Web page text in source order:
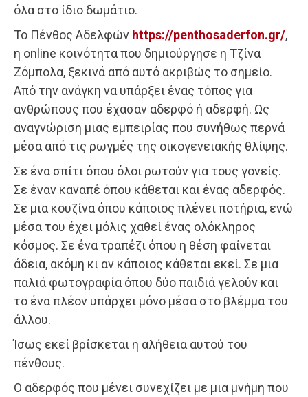
όλα στο ίδιο δωμάτιο.
Το Πένθος Αδελφών https://penthosaderfon.gr/,
η online κοινότητα που δημιούργησε η Τζίνα
Ζόμπολα, ξεκινά από αυτό ακριβώς το σημείο.
Από την ανάγκη να υπάρξει ένας τόπος για
ανθρώπους που έχασαν αδερφό ή αδερφή. Ως
αναγνώριση μιας εμπειρίας που συνήθως περνά
μέσα από τις ρωγμές της οικογενειακής θλίψης.
Σε ένα σπίτι όπου όλοι ρωτούν για τους γονείς.
Σε έναν καναπέ όπου κάθεται και ένας αδερφός.
Σε μια κουζίνα όπου κάποιος πλένει ποτήρια, ενώ
μέσα του έχει μόλις χαθεί ένας ολόκληρος
κόσμος. Σε ένα τραπέζι όπου η θέση φαίνεται
άδεια, ακόμη κι αν κάποιος κάθεται εκεί. Σε μια
παλιά φωτογραφία όπου δύο παιδιά γελούν και
το ένα πλέον υπάρχει μόνο μέσα στο βλέμμα του
άλλου.
Ίσως εκεί βρίσκεται η αλήθεια αυτού του
πένθους.
Ο αδερφός που μένει συνεχίζει με μια μνήμη που